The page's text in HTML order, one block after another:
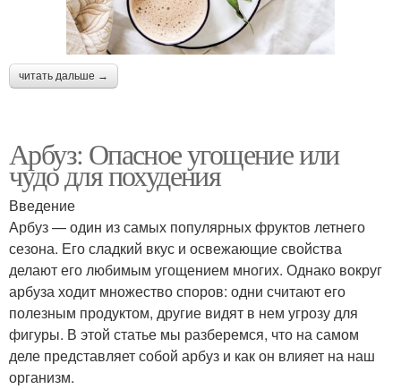
читать дальше →
Арбуз: Опасное угощение или
чудо для похудения
Введение
Арбуз — один из самых популярных фруктов летнего
сезона. Его сладкий вкус и освежающие свойства
делают его любимым угощением многих. Однако вокруг
арбуза ходит множество споров: одни считают его
полезным продуктом, другие видят в нем угрозу для
фигуры. В этой статье мы разберемся, что на самом
деле представляет собой арбуз и как он влияет на наш
организм.